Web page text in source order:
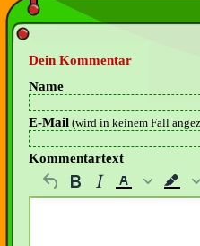
Dein Kommentar
Name
E-Mail (wird in keinem Fall
Kommentartext